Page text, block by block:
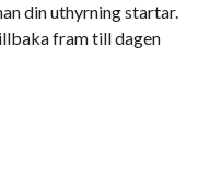
din uthyrning startar.
fram till dagen